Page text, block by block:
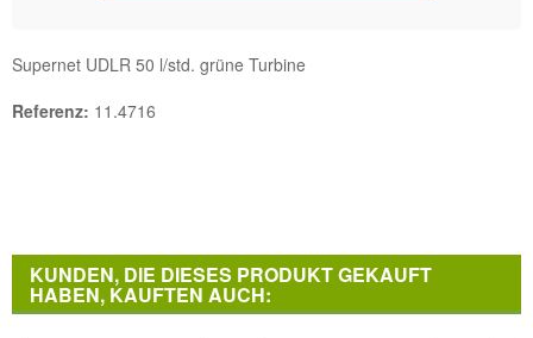
Supernet UDLR 50 l/std. grüne Turbine
Referenz: 11.4716
KUNDEN, DIE DIESES PRODUKT GEKAUFT
HABEN, KAUFTEN AUCH: